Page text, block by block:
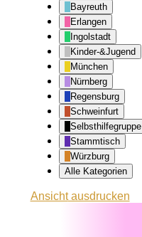
Bayreuth
Erlangen
Ingolstadt
Kinder-&Jugend
München
Nürnberg
Regensburg
Schweinfurt
Selbsthilfegruppe
Stammtisch
Würzburg
Alle Kategorien
Ansichtausdrucken